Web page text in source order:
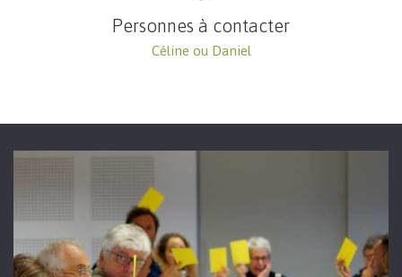
Personnes à contacter
Céline ou Daniel